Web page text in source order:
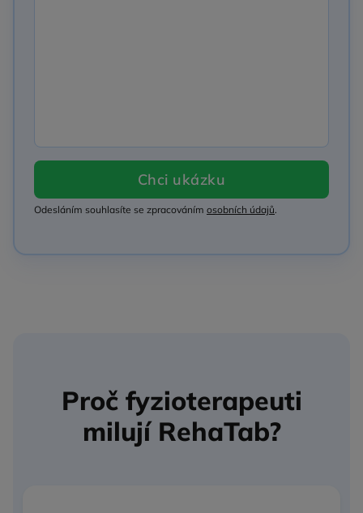
Chci ukázku
Odesláním souhlasíte se zpracováním osobních údajů.
Proč fyzioterapeuti
milují RehaTab?